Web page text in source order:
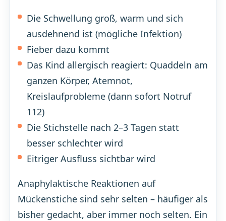
Die Schwellung groß, warm und sich
ausdehnend ist (mögliche Infektion)
Fieber dazu kommt
Das Kind allergisch reagiert: Quaddeln am
ganzen Körper, Atemnot,
Kreislaufprobleme (dann sofort Notruf
112)
Die Stichstelle nach 2–3 Tagen statt
besser schlechter wird
Eitriger Ausfluss sichtbar wird
Anaphylaktische Reaktionen auf
Mückenstiche sind sehr selten – häufiger als
bisher gedacht, aber immer noch selten. Ein